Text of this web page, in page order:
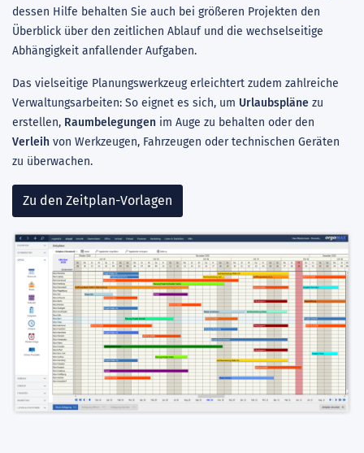
dessen Hilfe behalten Sie auch bei größeren Projekten den
Überblick über den zeitlichen Ablauf und die wechselseitige
Abhängigkeit anfallender Aufgaben.
Das vielseitige Planungswerkzeug erleichtert zudem zahlreiche
Verwaltungsarbeiten: So eignet es sich, um Urlaubspläne zu
erstellen, Raumbelegungen im Auge zu behalten oder den
Verleih von Werkzeugen, Fahrzeugen oder technischen Geräten
zu überwachen.
Zu den Zeitplan-Vorlagen